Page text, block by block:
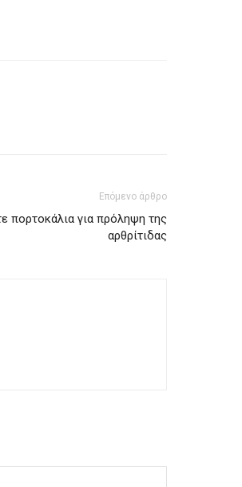
Επόμενο άρθρο
πορτοκάλια για πρόληψη της
αρθρίτιδας